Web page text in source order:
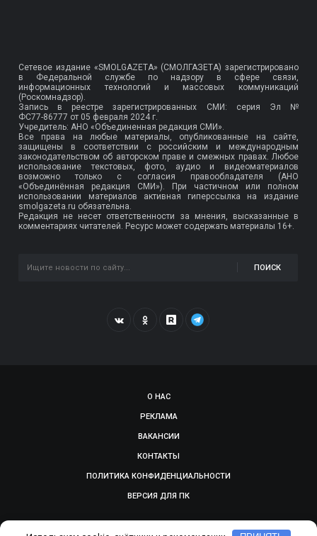
Сетевое издание «SMOLGAZETA» (СМОЛГАЗЕТА) зарегистрировано
в Федеральной службе по надзору в сфере связи,
информационных технологий и массовых коммуникаций
(Роскомнадзор).
Запись в реестре зарегистрированных СМИ: серия Эл №
ФС77-86777 от 05 февраля 2024 г.
Учредитель: АНО «Объединенная редакция СМИ».
Все права на любые материалы, опубликованные на сайте,
защищены в соответствии с российским и международным
законодательством об авторском праве и смежных правах. Любое
использование текстовых, фото, аудио и видеоматериалов
возможно только с согласия правообладателя (АНО
«Объединённая редакция СМИ»). При частичном или полном
использовании материалов активная гиперссылка на издание
smolgazeta.ru обязательна.
Редакция не несет ответственности за мнения, высказанные в
комментариях читателей. Ресурс может содержать материалы 16+.
ПОИСК
О НАС
РЕКЛАМА
ВАКАНСИИ
КОНТАКТЫ
ПОЛИТИКА КОНФИДЕНЦИАЛЬНОСТИ
ВЕРСИЯ ДЛЯ ПК
© 2009-2026, SMOLGAZETA.RU. СДЕЛАНО ВADEPTUM